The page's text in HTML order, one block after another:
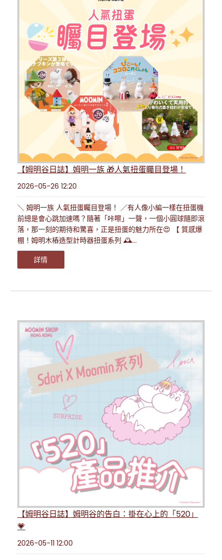
【姆明谷日誌】姆明一族 🎁人氣扭蛋矚目登場！
2026-05-26 12:20
＼ 姆明一族 人氣扭蛋矚目登場！ ／有人像小編一樣在扭蛋機
前總是會心跳加速嗎？隨著「咔嚓」一聲，一個小圓球隨即滾
落，那一刻的期待和驚喜，正是扭蛋的魅力所在😍 【 質感爆
棚！姆明木樁造型計時器扭蛋系列 🕰...
詳情
【姆明谷日誌】姆明谷的告白：掛在心上的「520」
💗
2026-05-11 12:00